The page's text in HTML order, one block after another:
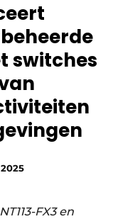
switches
FX3 en